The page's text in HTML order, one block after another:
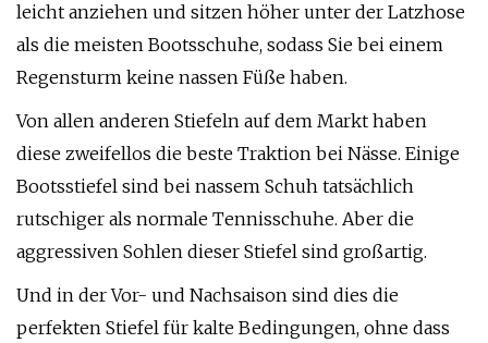
leicht anziehen und sitzen höher unter der Latzhose
als die meisten Bootsschuhe, sodass Sie bei einem
Regensturm keine nassen Füße haben.
Von allen anderen Stiefeln auf dem Markt haben
diese zweifellos die beste Traktion bei Nässe. Einige
Bootsstiefel sind bei nassem Schuh tatsächlich
rutschiger als normale Tennisschuhe. Aber die
aggressiven Sohlen dieser Stiefel sind großartig.
Und in der Vor- und Nachsaison sind dies die
perfekten Stiefel für kalte Bedingungen, ohne dass